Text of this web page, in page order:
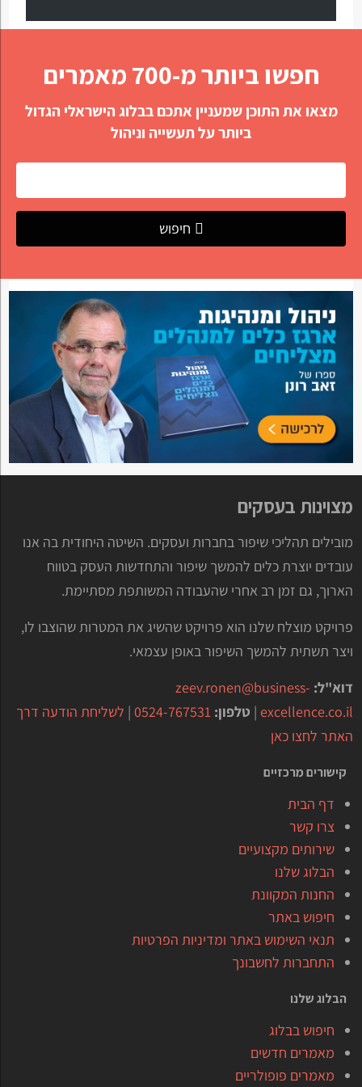
חפשו ביותר מ-700 מאמרים
מצאו את התוכן שמעניין אתכם בבלוג הישראלי הגדול
ביותר על תעשייה וניהול
חיפוש
מצוינות בעסקים
מובילים תהליכי שיפור בחברות ועסקים. השיטה היחודית בה אנו
עובדים יוצרת כלים להמשך שיפור והתחדשות העסק בטווח
הארוך, גם זמן רב אחרי שהעבודה המשותפת מסתיימת.
פרויקט מוצלח שלנו הוא פרויקט שהשיג את המטרות שהוצבו לו,
ויצר תשתית להמשך השיפור באופן עצמאי.
דוא"ל: zeev.ronen@business-
excellence.co.il
| טלפון: 0524-767531
| לשליחת הודעה דרך
האתר לחצו כאן
קישורים מרכזיים
דף הבית
צרו קשר
שירותים מקצועיים
הבלוג שלנו
החנות המקוונת
חיפוש באתר
תנאי השימוש באתר ומדיניות הפרטיות
התחברות לחשבונך
הבלוג שלנו
חיפוש בבלוג
מאמרים חדשים
מאמרים פופולריים